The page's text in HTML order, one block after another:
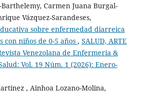
Carmen Juana Burgal-
Vázquez-Sarandeses,
sobre enfermedad diarreica
con niños de 0-5 años , SALUD, ARTE
Venezolana de Enfermeria &
Vol. 19 Núm. 1 (2026): Enero-
, Ainhoa Lozano-Molina,